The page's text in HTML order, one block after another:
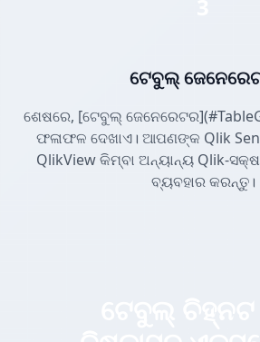
ଟେବୁଲ୍
ଶେଷରେ, [ଟେବୁଲ୍
ଫଳାଫଳ ଦେଖାଏ। ଆପଣଙ୍କ Qlik
QlikView କିମ୍ବା ଅନ୍ୟାନ୍ୟ Qlik-
ବ୍ୟବହାର କରନ୍ତୁ।